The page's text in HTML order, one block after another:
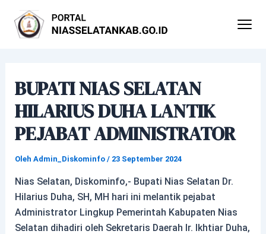
konten
BUPATI NIAS SELATAN
HILARIUS DUHA LANTIK
PEJABAT ADMINISTRATOR
Oleh Admin_Diskominfo / 23 September 2024
Nias Selatan, Diskominfo,- Bupati Nias Selatan Dr.
Hilarius Duha, SH, MH hari ini melantik pejabat
Administrator Lingkup Pemerintah Kabupaten Nias
Selatan dihadiri oleh Sekretaris Daerah Ir. Ikhtiar Duha,
navigation